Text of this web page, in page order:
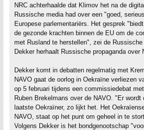
NRC achterhaalde dat Klimov het na de
Russische media had over een "goed,
Europese parlementariërs. Het gesprek
de gezonde krachten binnen de EU om de
met Rusland te herstellen", zei de Russische
Dekker herhaalt Russische propaganda over
Dekker komt in debatten regelmatig met
NAVO gaat de oorlog in Oekraïne verliezen
op 5 februari tijdens een commissiedebat
Ruben Brekelmans over de NAVO. "Er
laatste Oekraïner, zo lijkt het. Het
NAVO, staat op het punt om geheel in te
Volgens Dekker is het bondgenootschap